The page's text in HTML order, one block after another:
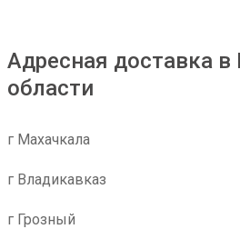
Адресная доставка в
области
г Махачкала
г Владикавказ
г Грозный